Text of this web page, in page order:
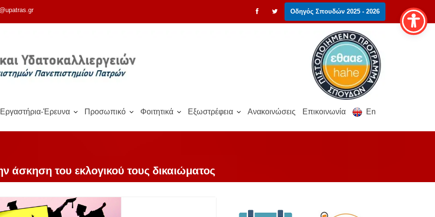
Οδηγός Σπουδών 2025 - 2026
Εργαστήρια-Έρευνα Προσωπικό Φοιτητικά Εξωστρέφεια Ανακοινώσεις Επικοινωνία En
άσκηση του εκλογικού τους δικαιώματος